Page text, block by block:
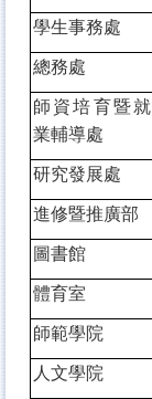
學生事務處
總務處
師資培育暨就
業輔導處
研究發展處
進修暨推廣部
圖書館
體育室
師範學院
人文學院